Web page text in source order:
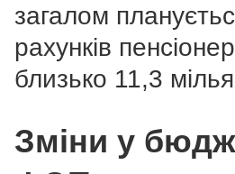
загалом
рахунків
близько 11,3
Зміни у